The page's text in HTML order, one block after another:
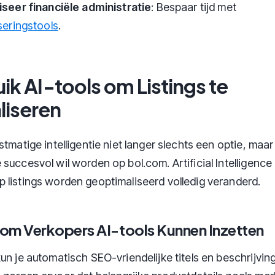
financiële administratie: Bespaar tijd met
.
AI-tools om Listings te
intelligentie niet langer slechts een optie,
wil worden op bol.com. Artificial
listings worden geoptimaliseerd volledig veranderd.
Verkopers AI-tools Kunnen Inzetten
je automatisch SEO-vriendelijke titels en